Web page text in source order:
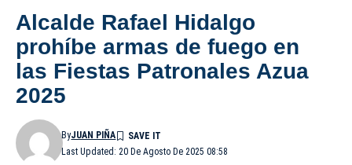
Alcalde Rafael Hidalgo
prohíbe armas de fuego en
las Fiestas Patronales Azua
2025
Last Updated: 20 De Agosto De 2025 08:58
ByJUAN PIÑA